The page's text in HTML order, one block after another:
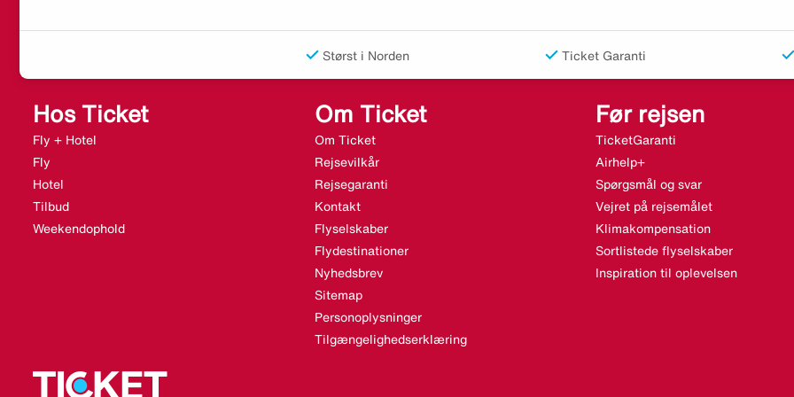
Størst i Norden Ticket Garanti
Hos Ticket
Fly + Hotel
Fly
Hotel
Tilbud
Weekendophold
Om Ticket
Om Ticket
Rejsevilkår
Rejsegaranti
Kontakt
Flyselskaber
Flydestinationer
Nyhedsbrev
Sitemap
Personoplysninger
Tilgængelighedserklæring
Før rejsen
TicketGaranti
Airhelp+
Spørgsmål og svar
Vejret på rejsemålet
Klimakompensation
Sortlistede flyselskaber
Inspiration til oplevelsen